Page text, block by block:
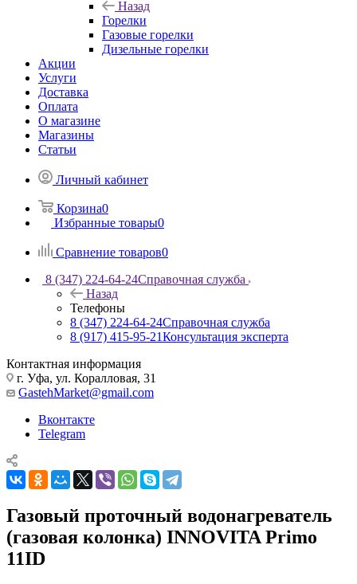
Назад
Горелки
Газовые горелки
Дизельные горелки
Акции
Услуги
Доставка
Оплата
О магазине
Магазины
Статьи
Личный кабинет
Корзина0
Избранные товары0
Сравнение товаров0
8 (347) 224-64-24Справочная служба
Назад
Телефоны
8 (347) 224-64-24Справочная служба
8 (917) 415-95-21Консультация эксперта
Контактная информация
г. Уфа, ул. Коралловая, 31
GastehMarket@gmail.com
Вконтакте
Telegram
Газовый проточный водонагреватель
(газовая колонка) INNOVITA Primo
11ID